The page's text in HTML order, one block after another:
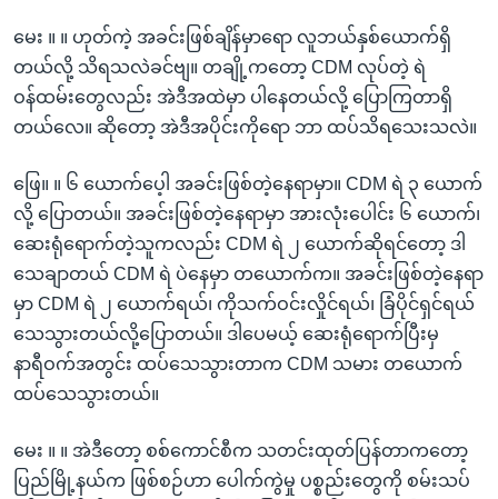
မေး ။ ။ ဟုတ်ကဲ့ အခင်းဖြစ်ချိန်မှာရော လူဘယ်နှစ်ယောက်ရှိ
တယ်လို့ သိရသလဲခင်ဗျ။ တချို့ကတော့ CDM လုပ်တဲ့ ရဲ
ဝန်ထမ်းတွေလည်း အဲဒီအထဲမှာ ပါနေတယ်လို့ ပြောကြတာရှိ
တယ်လေ။ ဆိုတော့ အဲဒီအပိုင်းကိုရော ဘာ ထပ်သိရသေးသလဲ။
ဖြေ။ ။ ၆ ယောက်ပေ့ါ အခင်းဖြစ်တဲ့နေရာမှာ။ CDM ရဲ ၃ ယောက်
လို့ ပြောတယ်။ အခင်းဖြစ်တဲ့နေရာမှာ အားလုံးပေါင်း ၆ ယောက်၊
ဆေးရုံရောက်တဲ့သူကလည်း CDM ရဲ ၂ ယောက်ဆိုရင်တော့ ဒါ
သေချာတယ် CDM ရဲ ပဲနေမှာ တယောက်က။ အခင်းဖြစ်တဲ့နေရာ
မှာ CDM ရဲ ၂ ယောက်ရယ်၊ ကိုသက်ဝင်းလှိုင်ရယ်၊ ခြံပိုင်ရှင်ရယ်
သေသွားတယ်လို့ပြောတယ်။ ဒါပေမယ့် ဆေးရုံရောက်ပြီးမှ
နာရီဝက်အတွင်း ထပ်သေသွားတာက CDM သမား တယောက်
ထပ်သေသွားတယ်။
မေး ။ ။ အဲဒီတော့ စစ်ကောင်စီက သတင်းထုတ်ပြန်တာကတော့
ပြည်မြို့နယ်က ဖြစ်စဉ်ဟာ ပေါက်ကွဲမှု ပစ္စည်းတွေကို စမ်းသပ်